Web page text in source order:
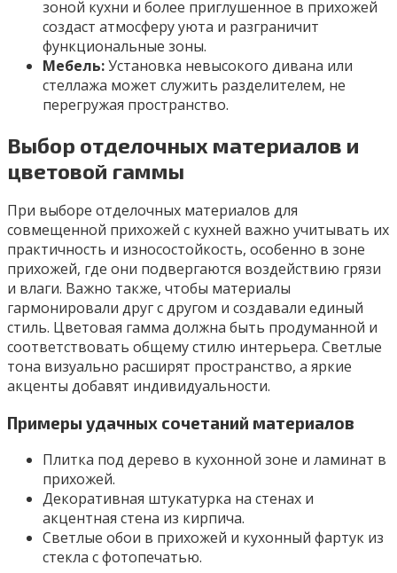
зоной кухни и более приглушенное в прихожей
создаст атмосферу уюта и разграничит
функциональные зоны.
Мебель:Установка невысокого дивана или
стеллажа может служить разделителем, не
перегружая пространство.
Выбор отделочных материалов и
цветовой гаммы
При выборе отделочных материалов для
совмещенной прихожей с кухней важно учитывать их
практичность и износостойкость, особенно в зоне
прихожей, где они подвергаются воздействию грязи
и влаги. Важно также, чтобы материалы
гармонировали друг с другом и создавали единый
стиль. Цветовая гамма должна быть продуманной и
соответствовать общему стилю интерьера. Светлые
тона визуально расширят пространство, а яркие
акценты добавят индивидуальности.
Примеры удачных сочетаний материалов
Плитка под дерево в кухонной зоне и ламинат в
прихожей.
Декоративная штукатурка на стенах и
акцентная стена из кирпича.
Светлые обои в прихожей и кухонный фартук из
стекла с фотопечатью.